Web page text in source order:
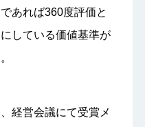
あれば360度評価と
している価値基準が
経営会議にて受賞メ